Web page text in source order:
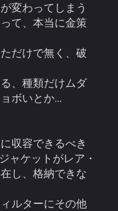
変わってしまう
て、本当に金策
だけで無く、破
、種類だけムダ
ボいとか…
収容できるべき
ャケットがレア・
し、格納できな
ルターにその他